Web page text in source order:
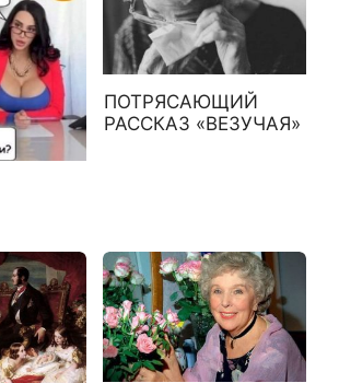
ПОТРЯСАЮЩИЙ
РАССКАЗ «ВЕЗУЧАЯ»